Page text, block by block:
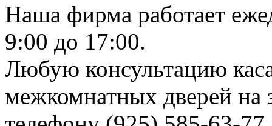
Наша фирма работает
9:00 до 17:00.
Любую консультацию
межкомнатных дверей на